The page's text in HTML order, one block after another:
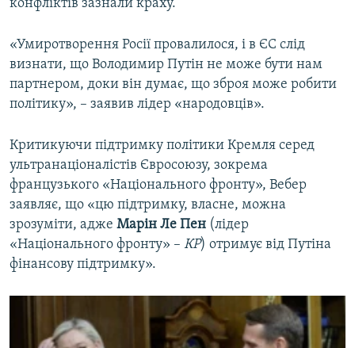
конфліктів зазнали краху.
«Умиротворення Росії провалилося, і в ЄС слід
визнати, що Володимир Путін не може бути нам
партнером, доки він думає, що зброя може робити
політику», – заявив лідер «народовців».
Критикуючи підтримку політики Кремля серед
ультранаціоналістів Євросоюзу, зокрема
французького «Національного фронту», Вебер
заявляє, що «цю підтримку, власне, можна
зрозуміти, адже Марін Ле Пен (лідер
«Національного фронту» – КР) отримує від Путіна
фінансову підтримку».